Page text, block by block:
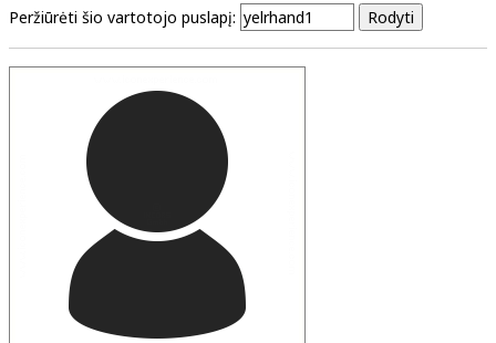
Peržiūrėti šio vartotojo puslapį: